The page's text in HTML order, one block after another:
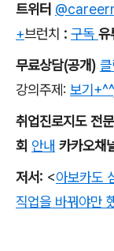
트위터
+브런치 : 구독 유
무료상담(공개)
강의주제 : 보기+^^,
취업진로지도 전
회 안내 카카오채
저서: <아보카도
직업을 바꿔야만